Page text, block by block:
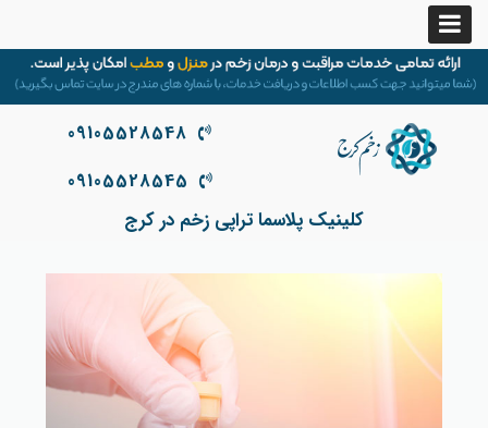
کلینیک پلاسما تراپی زخم در کرج
09105528548
09105528545